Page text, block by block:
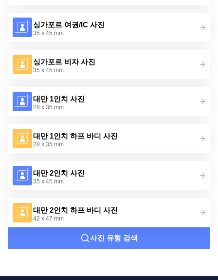
싱가포르 여권/IC 사진
35 x 45 mm
싱가포르 비자 사진
35 x 45 mm
대만 1인치 사진
28 x 35 mm
대만 1인치 하프 바디 사진
28 x 35 mm
대만 2인치 사진
35 x 45 mm
대만 2인치 하프 바디 사진
42 x 47 mm
사진 유형 검색